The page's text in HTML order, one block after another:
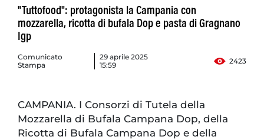
"Tuttofood": protagonista la Campania con
mozzarella, ricotta di bufala Dop e pasta di Gragnano
Igp
Comunicato
Stampa
29 aprile 2025
15:59
2423
CAMPANIA. I Consorzi di Tutela della
Mozzarella di Bufala Campana Dop, della
Ricotta di Bufala Campana Dop e della